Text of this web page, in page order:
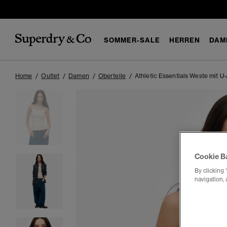
SOMMER-SALE HERREN
Home Outlet Damen Oberteile Athletic Essentials Weste mit
Cookie
By clicking
navigation,